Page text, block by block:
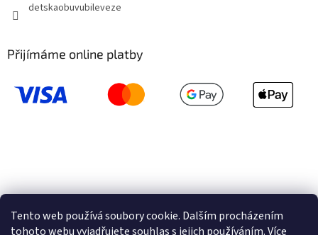
Tento web používá soubory cookie. Dalším procházením
tohoto webu vyjadřujete souhlas s jejich používáním. Více
detskaobuvubileveze
Přijímáme online platby